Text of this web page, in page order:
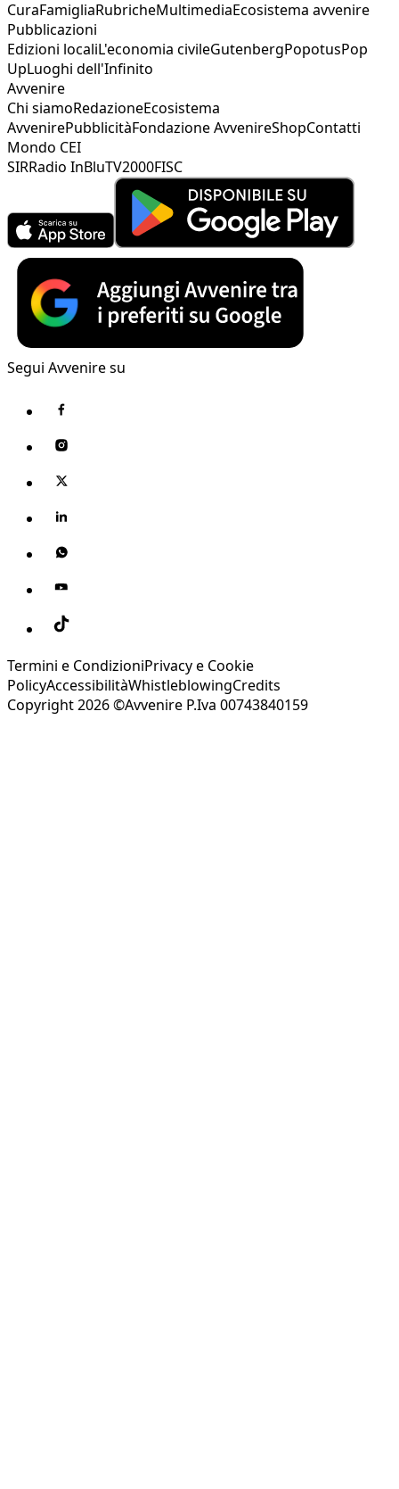
CuraFamigliaRubricheMultimediaEcosistema avvenire
Pubblicazioni
Edizioni localiL'economia civileGutenbergPopotusPop
UpLuoghi dell'Infinito
Avvenire
Chi siamoRedazioneEcosistema
AvvenirePubblicitàFondazione AvvenireShopContatti
Mondo CEI
SIRRadio InBluTV2000FISC
Segui Avvenire su
Termini e CondizioniPrivacy e Cookie
PolicyAccessibilitàWhistleblowingCredits
Copyright 2026 ©Avvenire P.Iva 00743840159